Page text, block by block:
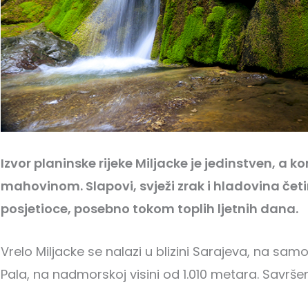
Izvor planinske rijeke Miljacke je jedinstven, a
mahovinom. Slapovi, svježi zrak i hladovina
posjetioce, posebno tokom toplih ljetnih dana.
Vrelo Miljacke se nalazi u blizini Sarajeva, na
Pala, na nadmorskoj visini od 1.010 metara.